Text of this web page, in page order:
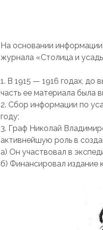
На основании информации
журнала «Столица и
1. В 1915 — 1916 годах, до
часть ее материала была
2. Сбор информации по
году;
3. Граф Николай
активнейшую роль в
а) Он участвовал в
б) Финансировал издание